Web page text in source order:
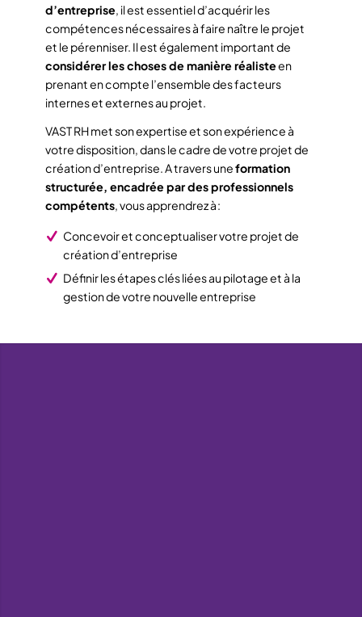
d’entreprise, il est essentiel d’acquérir les
compétences nécessaires à faire naître le projet
et le pérenniser. Il est également important de
considérer les choses de manière réalisteen
prenant en compte l’ensemble des facteurs
internes et externes au projet.
VAST RH met son expertise et son expérience à
votre disposition, dans le cadre de votre projet de
création d’entreprise. A travers uneformation
structurée, encadrée par des professionnels
compétents, vous apprendrez à :
Concevoir et conceptualiser votre projet de
création d’entreprise
Définir les étapes clés liées au pilotage et à la
gestion de votre nouvelle entreprise